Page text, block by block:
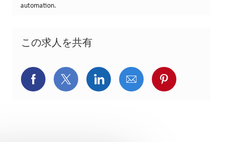
automation.
この求人を共有
Facebookでシェア
X(旧Twitter)でシェア
LinkedInでシェア
メールでシェア
Pinterestで